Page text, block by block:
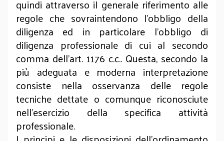
quindi attraverso il generale riferimento alle
regole che sovraintendono l’obbligo della
diligenza ed in particolare l’obbligo di
diligenza professionale di cui al secondo
comma dell’art. 1176 c.c.. Questa, secondo la
più adeguata e moderna interpretazione
consiste nella osservanza delle regole
tecniche dettate o comunque riconosciute
nell’esercizio della specifica attività
professionale.